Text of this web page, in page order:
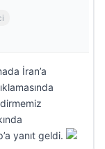
İran’a
yanıt geldi.